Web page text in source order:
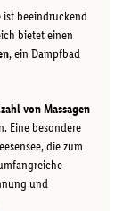
ist beeindruckend
bietet einen
, ein Dampfbad
von Massagen
Eine besondere
die zum
und